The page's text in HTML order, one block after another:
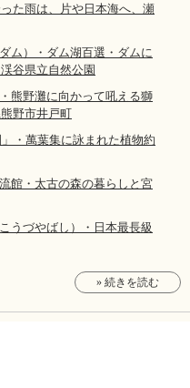
た雨は、片や日本海へ、瀬
ム）・ダム湖百選・ダムに
谷県立自然公園
熊野灘に向かって吼える獅
野市井戸町
・萬葉集に詠まれた植物約
館・太古の森の暮らしと宮
うづやばし）・日本最長級
» 続きを読む